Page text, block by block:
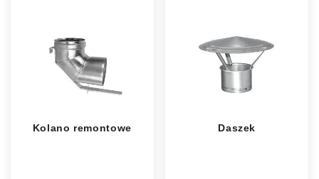
Kolano remontowe Daszek